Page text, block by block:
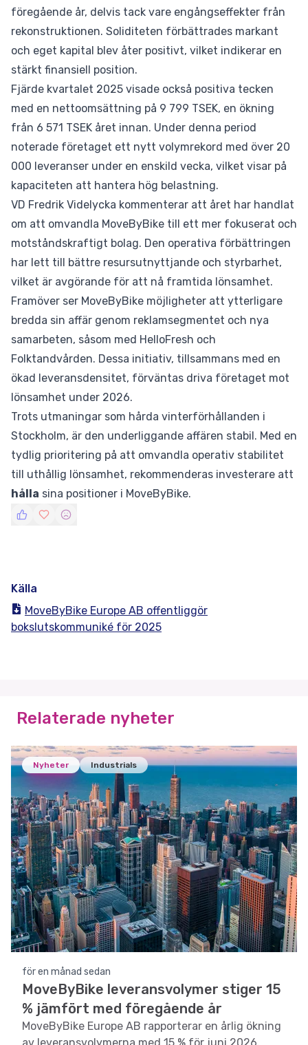
föregående år, delvis tack vare engångseffekter från
rekonstruktionen. Soliditeten förbättrades markant
och eget kapital blev åter positivt, vilket indikerar en
stärkt finansiell position.
Fjärde kvartalet 2025 visade också positiva tecken
med en nettoomsättning på 9 799 TSEK, en ökning
från 6 571 TSEK året innan. Under denna period
noterade företaget ett nytt volymrekord med över 20
000 leveranser under en enskild vecka, vilket visar på
kapaciteten att hantera hög belastning.
VD Fredrik Videlycka kommenterar att året har handlat
om att omvandla MoveByBike till ett mer fokuserat och
motståndskraftigt bolag. Den operativa förbättringen
har lett till bättre resursutnyttjande och styrbarhet,
vilket är avgörande för att nå framtida lönsamhet.
Framöver ser MoveByBike möjligheter att ytterligare
bredda sin affär genom reklamsegmentet och nya
samarbeten, såsom med HelloFresh och
Folktandvården. Dessa initiativ, tillsammans med en
ökad leveransdensitet, förväntas driva företaget mot
lönsamhet under 2026.
Trots utmaningar som hårda vinterförhållanden i
Stockholm, är den underliggande affären stabil. Med en
tydlig prioritering på att omvandla operativ stabilitet
till uthållig lönsamhet, rekommenderas investerare att
hålla sina positioner i MoveByBike.
Källa
MoveByBike Europe AB offentliggör
bokslutskommuniké för 2025
Relaterade nyheter
Nyheter Industrials
för en månad sedan
MoveByBike leveransvolymer stiger 15
% jämfört med föregående år
MoveByBike Europe AB rapporterar en årlig ökning